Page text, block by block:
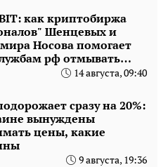
как криптобиржа
Шенцевых и
Носова помогает
рф отмывать
и обманывает14 августа, 09:40
сразу на 20%:
вынуждены
цены, какие
9 августа, 19:36